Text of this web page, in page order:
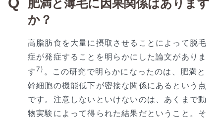
肥満と薄毛に因果関係はあります
か？
高脂肪食を大量に摂取させることによって脱毛
症が発症することを明らかにした論文がありま
す7) 。この研究で明らかになったのは、肥満と
幹細胞の機能低下が密接な関係にあるという点
です。注意しないといけないのは、あくまで動
物実験によって得られた結果だということ。そ